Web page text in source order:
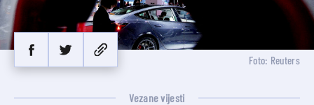
Foto: Reuters
Vezane vijesti